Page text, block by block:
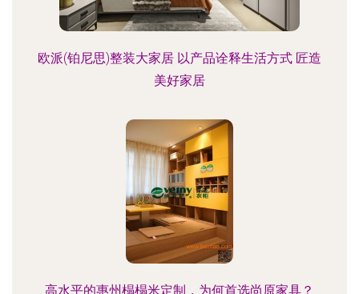
欧派(铂尼思)整装大家居 以产品诠释生活方式 匠造
美好家居
高水平的惠州榻榻米定制，为何首选尚原家具？